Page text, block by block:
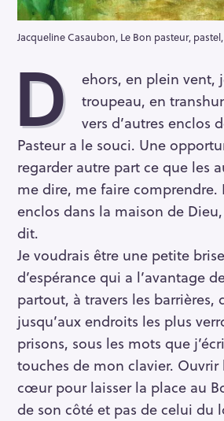
Jacqueline Casaubon, Le Bon pasteur,
D
ehors, en plein vent,
troupeau, en
vers d’autres enclos
Pasteur a le souci. Une
regarder autre part ce que les
me dire, me faire comprendre.
enclos dans la maison de Dieu,
dit.
Je voudrais être une petite
d’espérance qui a l’avantage
partout, à travers les barrières,
jusqu’aux endroits les plus
prisons, sous les mots que
touches de mon clavier. Ouvrir
cœur pour laisser la place au
de son côté et pas de celui du